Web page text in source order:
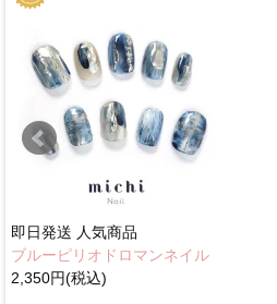
即日発送 人気商品
ブルーピリオドロマンネイル
2,350円(税込)